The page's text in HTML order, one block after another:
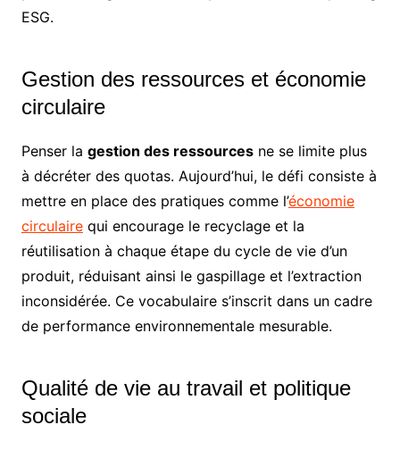
ESG.
Gestion des ressources et économie
circulaire
Penser la gestion des ressourcesne se limite plus
à décréter des quotas. Aujourd’hui, le défi consiste à
mettre en place des pratiques comme l’économie
circulairequi encourage le recyclage et la
réutilisation à chaque étape du cycle de vie d’un
produit, réduisant ainsi le gaspillage et l’extraction
inconsidérée. Ce vocabulaire s’inscrit dans un cadre
de performance environnementale mesurable.
Qualité de vie au travail et politique
sociale